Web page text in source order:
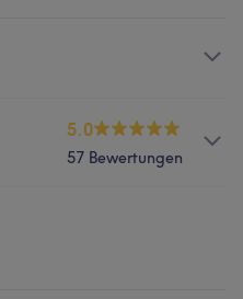
5.0
57 Bewertungen